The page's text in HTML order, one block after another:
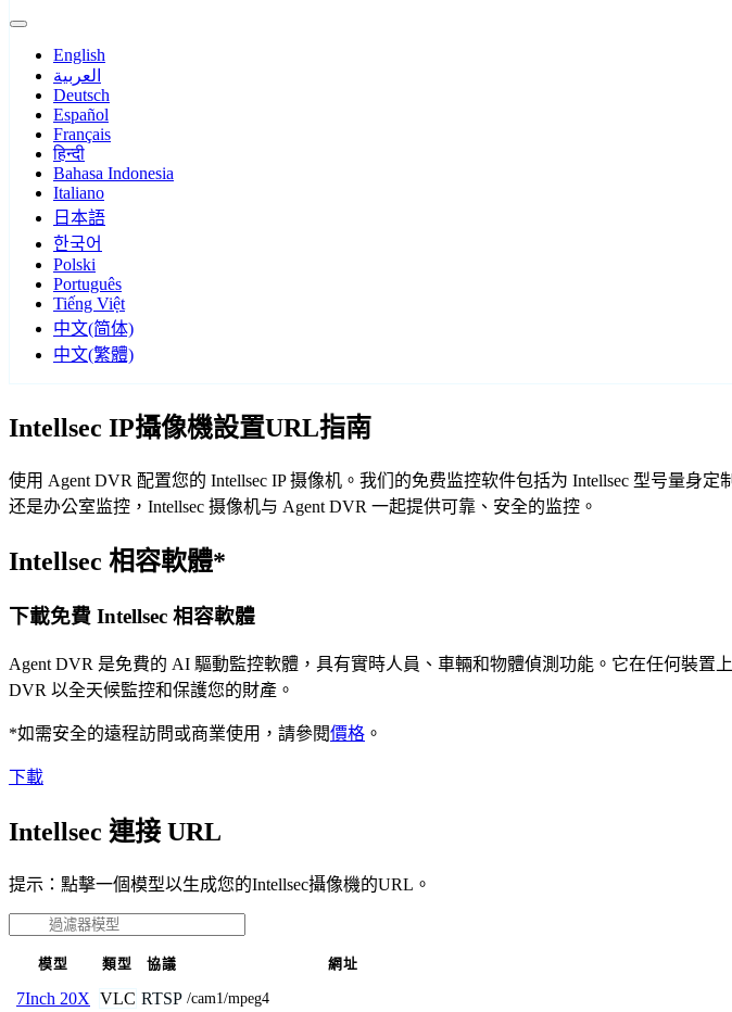
English
العربية
Deutsch
Español
Français
हिन्दी
Bahasa Indonesia
Italiano
日本語
한국어
Polski
Português
Tiếng Việt
中文(简体)
中文(繁體)
Intellsec IP攝像機設置URL指南
使用 Agent DVR 配置您的 Intellsec IP 摄像机。我们的免费监控软件包括为 Intellsec 型号量身
还是办公室监控，Intellsec 摄像机与 Agent DVR 一起提供可靠、安全的监控。
Intellsec 相容軟體*
下載免費 Intellsec 相容軟體
Agent DVR 是免費的 AI 驅動監控軟體，具有實時人員、車輛和物體偵測功能。它在任何裝
DVR 以全天候監控和保護您的財產。
*如需安全的遠程訪問或商業使用，請參閱價格 。
下載
Intellsec 連接 URL
提示：點擊一個模型以生成您的Intellsec攝像機的URL。
模型 類型 協議 網址
7Inch 20X VLC RTSP /cam1/mpeg4